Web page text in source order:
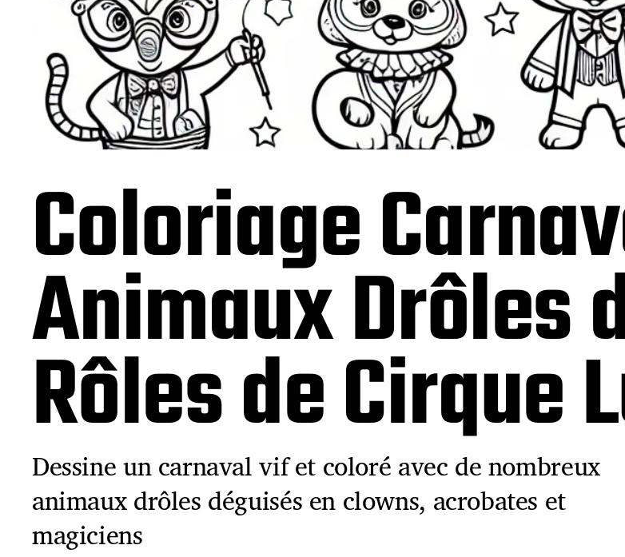
Coloriage
Animaux Drôles
Rôles de Cirque
Dessine un carnaval vif et coloré avec de nombreux
animaux drôles déguisés en clowns, acrobates et
magiciens